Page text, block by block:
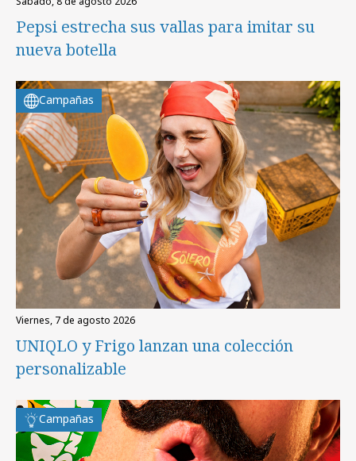
Pepsi estrecha sus vallas para imitar su
nueva botella
Campañas
viernes, 7 de agosto 2026
UNIQLO y Frigo lanzan una colección
personalizable
Campañas